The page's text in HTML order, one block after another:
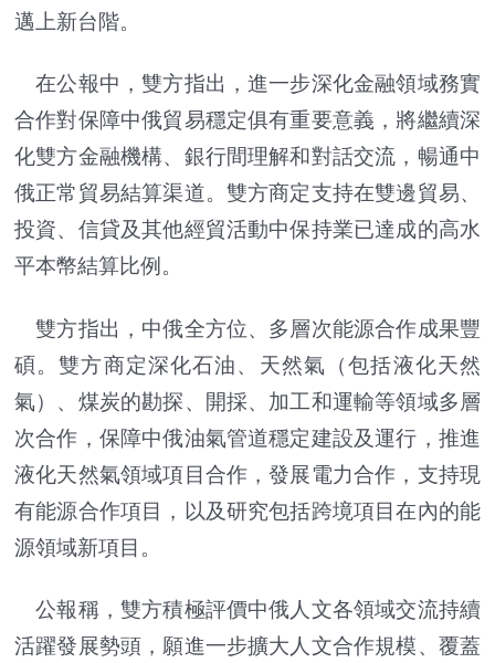
邁上新台階。
在公報中，雙方指出，進一步深化金融領域務實
合作對保障中俄貿易穩定俱有重要意義，將繼續深
化雙方金融機構、銀行間理解和對話交流，暢通中
俄正常貿易結算渠道。雙方商定支持在雙邊貿易、
投資、信貸及其他經貿活動中保持業已達成的高水
平本幣結算比例。
雙方指出，中俄全方位、多層次能源合作成果豐
碩。雙方商定深化石油、天然氣（包括液化天然
氣）、煤炭的勘探、開採、加工和運輸等領域多層
次合作，保障中俄油氣管道穩定建設及運行，推進
液化天然氣領域項目合作，發展電力合作，支持現
有能源合作項目，以及研究包括跨境項目在內的能
源領域新項目。
公報稱，雙方積極評價中俄人文各領域交流持續
活躍發展勢頭，願進一步擴大人文合作規模、覆蓋